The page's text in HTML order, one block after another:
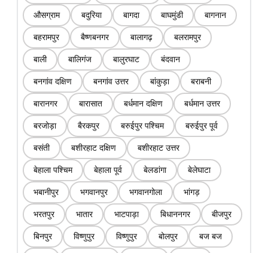
औसग्राम बदुरिया बागदा बाघमुंडी बागनान
बहरामपुर बैष्णबनगर बालागढ़ बलरामपुर
बाली बालिगंज बालुरघाट बंदवान
बनगांव दक्षिण बनगांव उत्तर बांकुड़ा बराबनी
बारानगर बारासात बर्धमान दक्षिण बर्धमान उत्तर
बरजोड़ा बैरकपुर बरुईपुर पश्चिम बरुईपुर पूर्व
बसंती बशीरहाट दक्षिण बशीरहाट उत्तर
बेहाला पश्चिम बेहाला पूर्व बेलडांगा बेलेघाटा
भबानीपुर भगवानपुर भगवानगोला भांगड़
भरतपुर भातार भाटपाड़ा बिधाननगर बीजपुर
बिनपुर विष्णुपुर विष्णुपुर बोलपुर बज बज